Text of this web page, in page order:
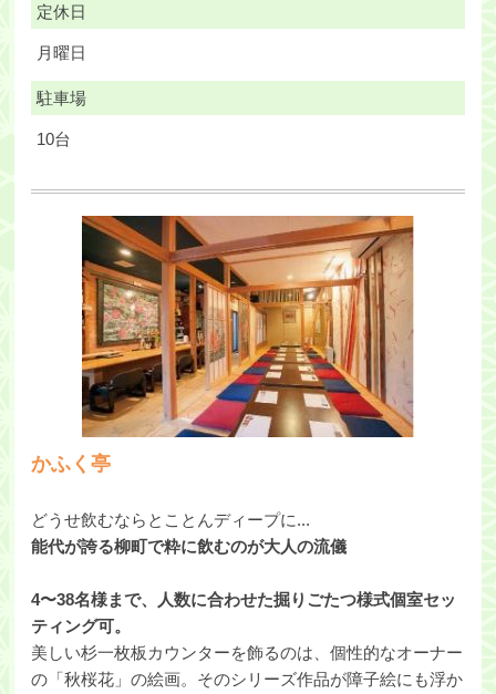
定休日
月曜日
駐車場
10台
かふく亭
どうせ飲むならとことんディープに...
能代が誇る柳町で粋に飲むのが大人の流儀
4〜38名様まで、人数に合わせた掘りごたつ様式個室セッ
ティング可。
美しい杉一枚板カウンターを飾るのは、個性的なオーナー
の「秋桜花」の絵画。そのシリーズ作品が障子絵にも浮か